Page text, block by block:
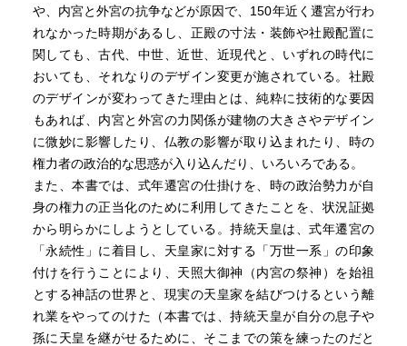
や、内宮と外宮の抗争などが原因で、150年近く遷宮が行わ
れなかった時期があるし、正殿の寸法・装飾や社殿配置に
関しても、古代、中世、近世、近現代と、いずれの時代に
おいても、それなりのデザイン変更が施されている。社殿
のデザインが変わってきた理由とは、純粋に技術的な要因
もあれば、内宮と外宮の力関係が建物の大きさやデザイン
に微妙に影響したり、仏教の影響が取り込まれたり、時の
権力者の政治的な思惑が入り込んだり、いろいろである。
また、本書では、式年遷宮の仕掛けを、時の政治勢力が自
身の権力の正当化のために利用してきたことを、状況証拠
から明らかにしようとしている。持統天皇は、式年遷宮の
「永続性」に着目し、天皇家に対する「万世一系」の印象
付けを行うことにより、天照大御神（内宮の祭神）を始祖
とする神話の世界と、現実の天皇家を結びつけるという離
れ業をやってのけた（本書では、持統天皇が自分の息子や
孫に天皇を継がせるために、そこまでの策を練ったのだと